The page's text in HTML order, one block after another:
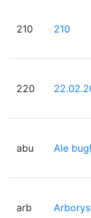
210 210
220
abu Ale bug!
arb